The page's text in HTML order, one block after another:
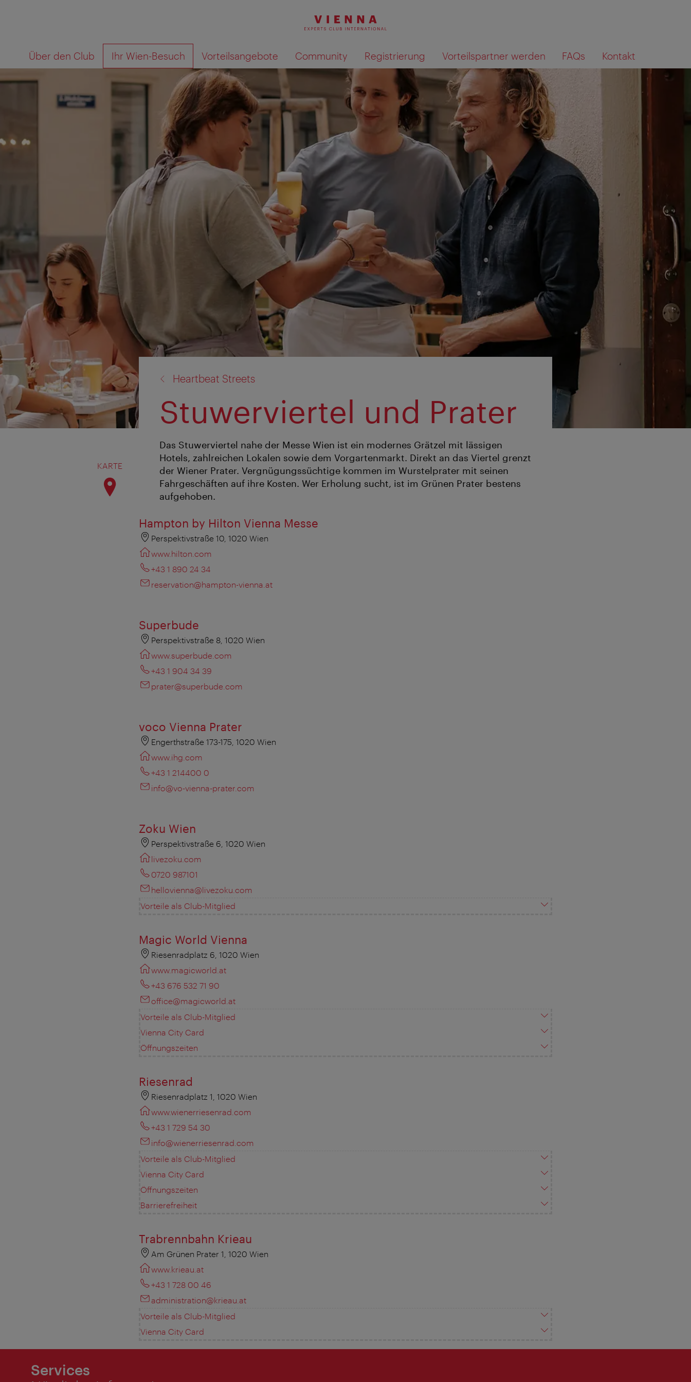
NavigationÜber den Club Ihr Wien-Besuch Vorteilsangebote Community Registrierung Vorteilspartner werden FAQs Kontakt
KARTE
Heartbeat Streets
Stuwerviertel und Prater
Das Stuwerviertel nahe der Messe Wien ist ein modernes Grätzel mit lässigen
Hotels, zahlreichen Lokalen sowie dem Vorgartenmarkt. Direkt an das Viertel grenzt
der Wiener Prater. Vergnügungssüchtige kommen im Wurstelprater mit seinen
Fahrgeschäften auf ihre Kosten. Wer Erholung sucht, ist im Grünen Prater bestens
aufgehoben.
Hampton by Hilton Vienna Messe
Perspektivstraße 10, 1020 Wien
www.hilton.com
+43 1 890 24 34
reservation@hampton-vienna.at
Superbude
Perspektivstraße 8, 1020 Wien
www.superbude.com
+43 1 904 34 39
prater@superbude.com
voco Vienna Prater
Engerthstraße 173-175, 1020 Wien
www.ihg.com
+43 1 214400 0
info@vo-vienna-prater.com
Zoku Wien
Perspektivstraße 6, 1020 Wien
livezoku.com
0720 987101
hellovienna@livezoku.com
Vorteile als Club-Mitglied
Magic World Vienna
Riesenradplatz 6, 1020 Wien
www.magicworld.at
+43 676 532 71 90
office@magicworld.at
Vorteile als Club-Mitglied
Vienna City Card
Öffnungszeiten
Riesenrad
Riesenradplatz 1, 1020 Wien
www.wienerriesenrad.com
+43 1 729 54 30
info@wienerriesenrad.com
Vorteile als Club-Mitglied
Vienna City Card
Öffnungszeiten
Barrierefreiheit
Trabrennbahn Krieau
Am Grünen Prater 1, 1020 Wien
www.krieau.at
+43 1 728 00 46
administration@krieau.at
Vorteile als Club-Mitglied
Vienna City Card
Services